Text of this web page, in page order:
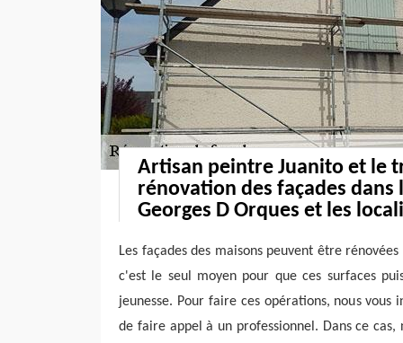
Artisan peintre Juanito et le
rénovation des façades dans
Georges D Orques et les
Les façades des maisons peuvent être
c'est le seul moyen pour que ces surfaces
jeunesse. Pour faire ces opérations, nous vous
de faire appel à un professionnel. Dans ce cas,